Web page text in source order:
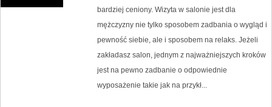
bardziej ceniony. Wizyta w salonie jest dla
mężczyzny nie tylko sposobem zadbania o wygląd i
pewność siebie, ale i sposobem na relaks. Jeżeli
zakładasz salon, jednym z najważniejszych kroków
jest na pewno zadbanie o odpowiednie
wyposażenie takie jak na przykł...